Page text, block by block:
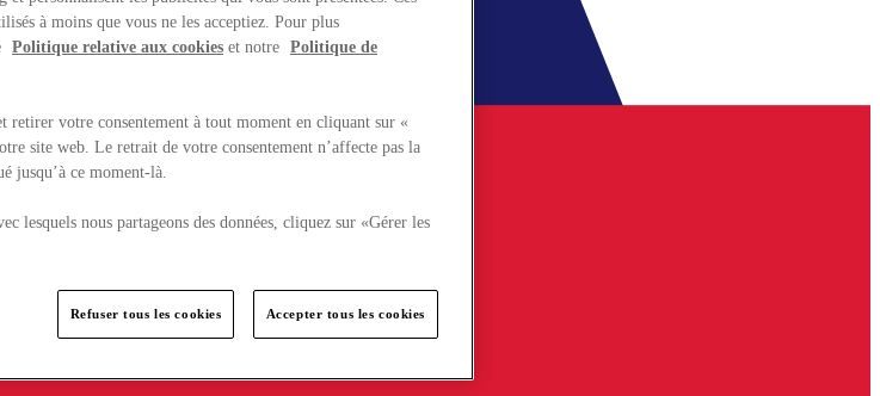
à moins que vous ne les acceptiez. Pour plus
Politique relative aux cookies et notre Politique de
retirer votre consentement à tout moment en cliquant sur «
site web. Le retrait de votre consentement n’affecte pas la
jusqu’à ce moment-là.
lesquels nous partageons des données, cliquez sur «Gérer les
Refuser tous les cookies Accepter tous les cookies